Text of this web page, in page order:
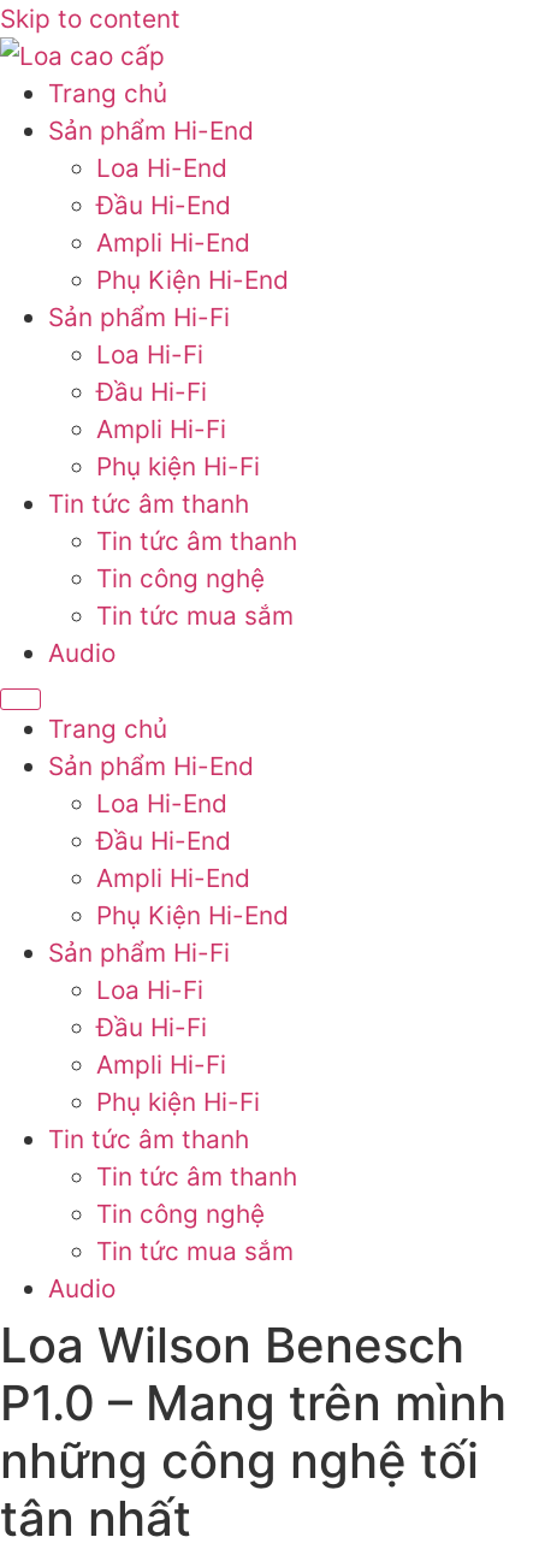
Skip to content
Trang chủ
Sản phẩm Hi-End
Loa Hi-End
Đầu Hi-End
Ampli Hi-End
Phụ Kiện Hi-End
Sản phẩm Hi-Fi
Loa Hi-Fi
Đầu Hi-Fi
Ampli Hi-Fi
Phụ kiện Hi-Fi
Tin tức âm thanh
Tin tức âm thanh
Tin công nghệ
Tin tức mua sắm
Audio
Trang chủ
Sản phẩm Hi-End
Loa Hi-End
Đầu Hi-End
Ampli Hi-End
Phụ Kiện Hi-End
Sản phẩm Hi-Fi
Loa Hi-Fi
Đầu Hi-Fi
Ampli Hi-Fi
Phụ kiện Hi-Fi
Tin tức âm thanh
Tin tức âm thanh
Tin công nghệ
Tin tức mua sắm
Audio
Loa Wilson Benesch
P1.0 – Mang trên mình
những công nghệ tối
tân nhất